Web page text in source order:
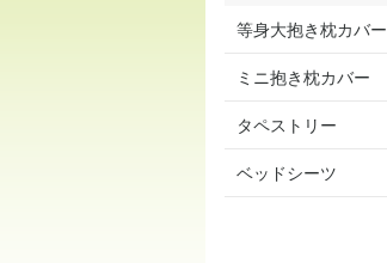
等身大抱き枕カバー
ミニ抱き枕カバー
タペストリー
ベッドシーツ